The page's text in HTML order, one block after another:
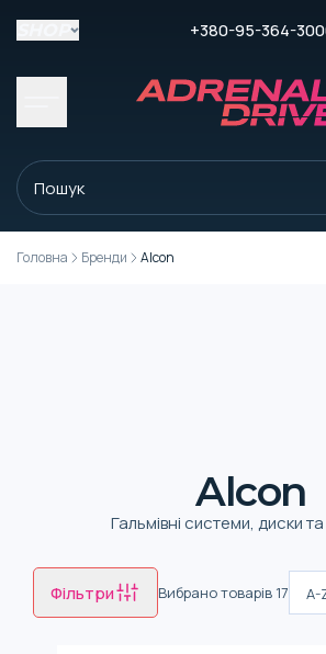
+380-95-364-
Головна Бренди Alcon
Alcon
Гальмівні системи, диски
Фільтри Вибрано товарів 17 A-